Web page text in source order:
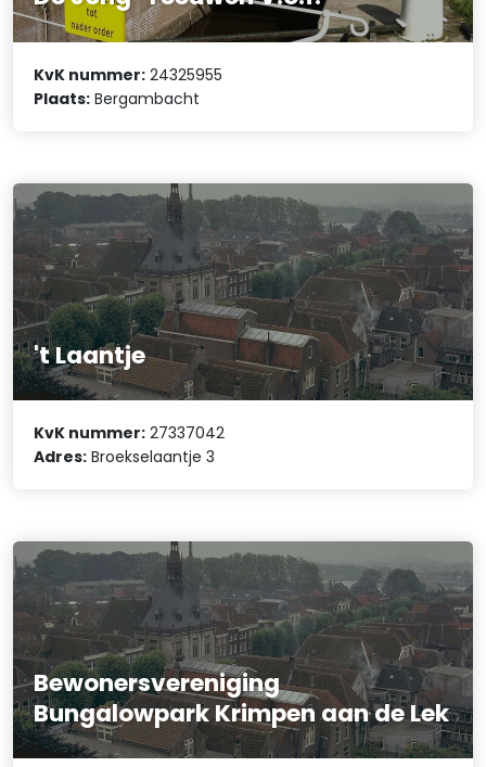
KvK nummer: 24325955
Plaats: Bergambacht
't Laantje
KvK nummer: 27337042
Adres: Broekselaantje 3
Bewonersvereniging
Bungalowpark Krimpen aan de Lek